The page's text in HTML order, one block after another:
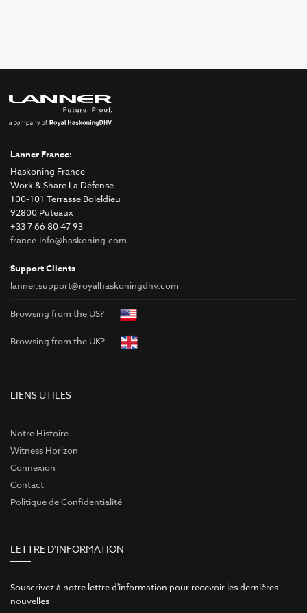
Lanner France:
Haskoning France
Work & Share La Défense
100-101 Terrasse Boieldieu
92800 Puteaux
+33 7 66 80 47 93
france.Info@haskoning.com
Support Clients
lanner.support@royalhaskoningdhv.com
Browsing from the US?
Browsing from the UK?
LIENS UTILES
Notre Histoire
Witness Horizon
Connexion
Contact
Politique de Confidentialité
LETTRE D'INFORMATION
Souscrivez à notre lettre d'information pour recevoir les dernières
nouvelles